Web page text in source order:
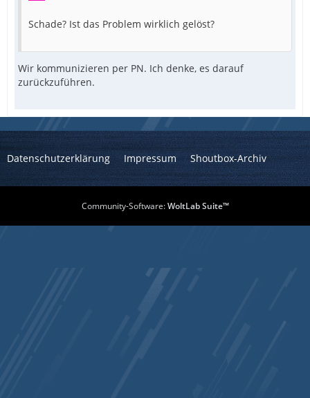
Schade? Ist das Problem wirklich gelöst?
Wir kommunizieren per PN. Ich denke, es darauf
zurückzuführen.
Datenschutzerklärung Impressum Shoutbox-Archiv
Community-Software:WoltLab Suite™